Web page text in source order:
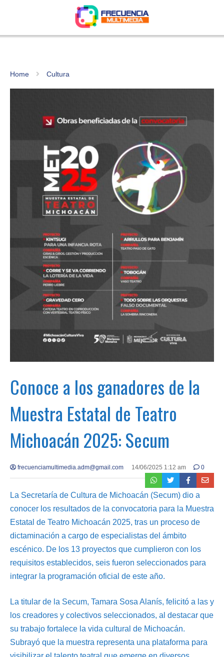
Home Cultura
Conoce a los ganadores de la
Muestra Estatal de Teatro
Michoacán 2025: Secum
frecuenciamultimedia.adm@gmail.com 14/06/2025 1:12 am 0
La Secretaría de Cultura de Michoacán (Secum) dio a
conocer los resultados de la convocatoria para la Muestra
Estatal de Teatro Michoacán 2025, tras un proceso de
dictaminación a cargo de especialistas del ámbito
escénico. De los 13 proyectos que cumplieron con los
requisitos establecidos, seis fueron seleccionados para
integrar la programación oficial de este año.
La titular de la Secum, Tamara Sosa Alanís, felicitó a las y
los creadores y colectivos seleccionados, al destacar que
su trabajo fortalece la vida cultural de Michoacán.
Subrayó que la muestra representa una plataforma para